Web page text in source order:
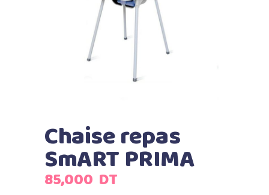
Chaise repas
SmART PRIMA
85,000 DT